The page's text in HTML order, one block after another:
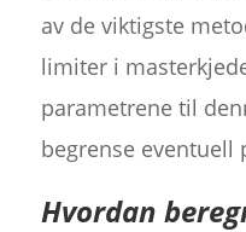
av de viktigste
limiter i
parametrene til
begrense eventuell
Hvordan